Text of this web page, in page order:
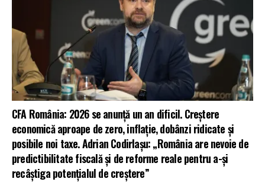
CFA România: 2026 se anunță un an dificil. Creștere
economică aproape de zero, inflație, dobânzi ridicate și
posibile noi taxe. Adrian Codirlașu: „România are nevoie de
predictibilitate fiscală și de reforme reale pentru a-și
recâștiga potențialul de creștere”